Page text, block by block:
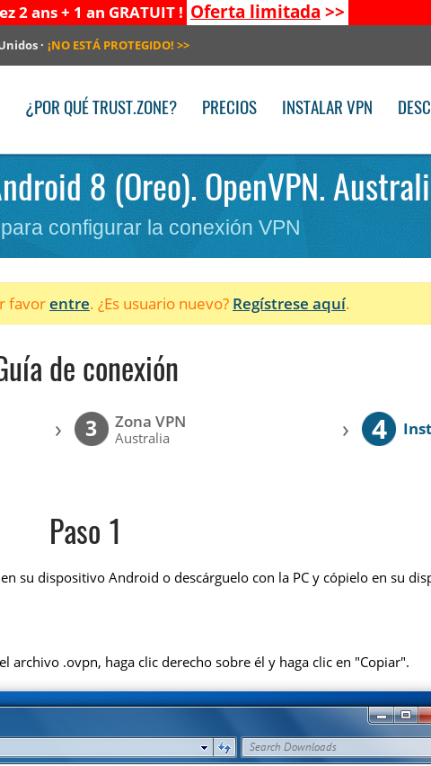
2 ans + 1 an GRATUIT ! Oferta limitada >>
· ¡NO ESTÁ PROTEGIDO! >>
¿POR QUÉ TRUST.ZONE? PRECIOS INSTALAR VPN
8 (Oreo). OpenVPN.
configurar la conexión VPN
favorentre. ¿Es usuario nuevo? Regístrese aquí.
de conexión
› 3 Zona VPN
Australia › 4
Paso 1
su dispositivo Android o descárguelo con la PC y cópielo en su
archivo .ovpn, haga clic derecho sobre él y haga clic en "Copiar".